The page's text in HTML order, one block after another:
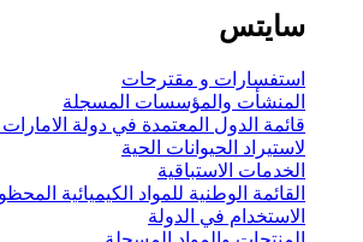
سايتس
استفسارات و مقترحات
المنشأت والمؤسسات المسجلة
قائمة الدول المعتمدة في دولة الامارات
لاستيراد الحيوانات الحية
الخدمات الاستباقية
القائمة الوطنية للمواد الكيميائية
الاستخدام في الدولة